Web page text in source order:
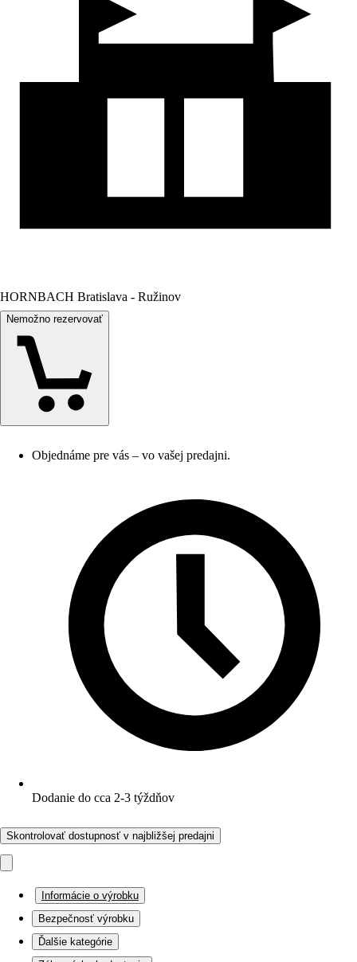
HORNBACH Bratislava - Ružinov
Nemožno rezervovať
Objednáme pre vás – vo vašej predajni.
Dodanie do cca 2-3 týždňov
Skontrolovať dostupnosť v najbližšej predajni
Informácie o výrobku
Bezpečnosť výrobku
Ďalšie kategórie